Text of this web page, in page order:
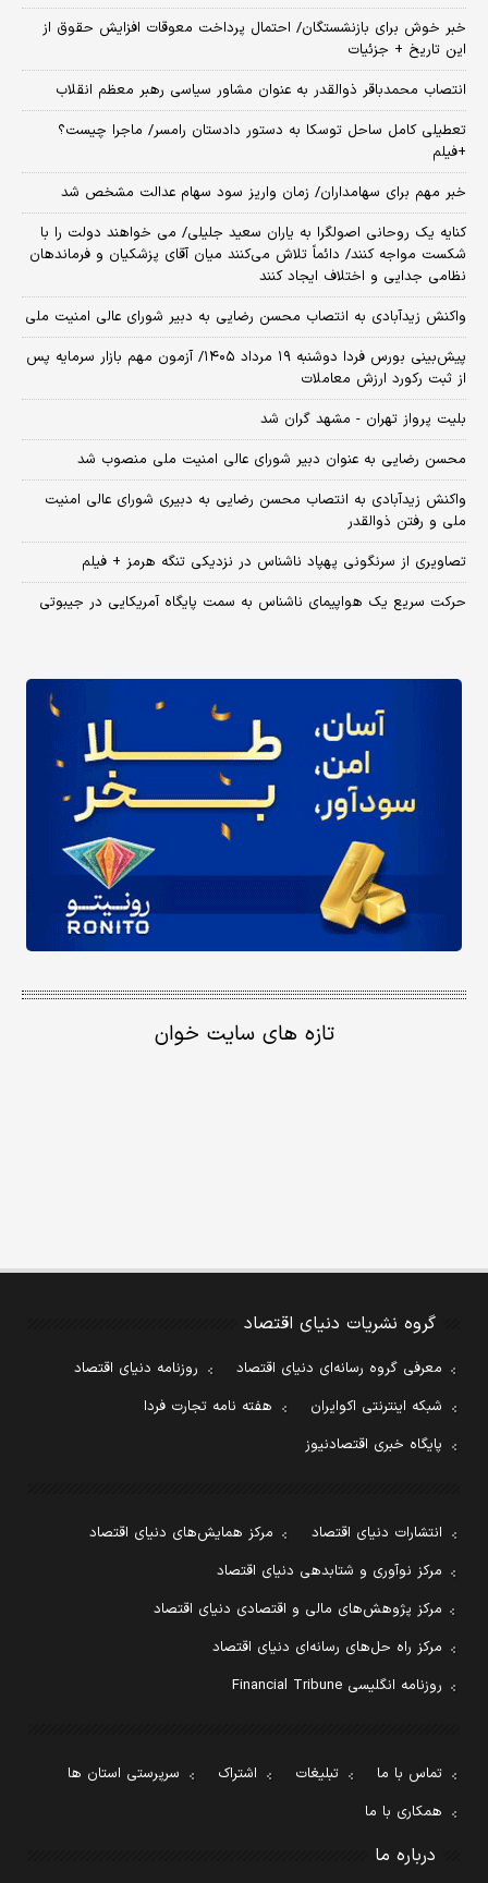
خبر خوش برای بازنشستگان/ احتمال پرداخت معوقات افزایش حقوق از
این تاریخ + جزئیات
انتصاب محمدباقر ذوالقدر به عنوان مشاور سیاسی رهبر معظم انقلاب
تعطیلی کامل ساحل توسکا به دستور دادستان رامسر/ ماجرا چیست؟
+فیلم
خبر مهم برای سهامداران/ زمان واریز سود سهام عدالت مشخص شد
کنایه یک روحانی اصولگرا به یاران سعید جلیلی/ می خواهند دولت را با
شکست مواجه کنند/ دائماً تلاش می‌کنند میان آقای پزشکیان و فرماندهان
نظامی جدایی و اختلاف ایجاد کنند
واکنش زیدآبادی به انتصاب محسن رضایی به دبیر شورای عالی امنیت ملی
​پیش‌بینی بورس فردا دوشنبه ۱۹ مرداد ۱۴۰۵/ آزمون مهم بازار سرمایه پس
از ثبت رکورد ارزش معاملات
بلیت پرواز تهران - مشهد گران شد
محسن رضایی به عنوان دبیر شورای عالی امنیت ملی منصوب شد
واکنش زیدآبادی به انتصاب محسن رضایی به دبیری شورای عالی امنیت
ملی و رفتن ذوالقدر
تصاویری از سرنگونی پهپاد ناشناس در نزدیکی تنگه هرمز + فیلم
حرکت سریع یک هواپیمای ناشناس به سمت پایگاه آمریکایی در جیبوتی
تازه های سایت خوان
گروه نشریات دنیای اقتصاد
معرفی گروه رسانه‌ای دنیای اقتصاد
روزنامه دنیای اقتصاد
شبکه اینترنتی اکوایران
هفته نامه تجارت فردا
پایگاه خبری اقتصادنیوز
انتشارات دنیای اقتصاد
مرکز همایش‌های دنیای اقتصاد
مرکز نوآوری و شتابدهی دنیای اقتصاد
مرکز پژوهش‌های مالی و اقتصادی دنیای اقتصاد
مرکز راه حل‌های رسانه‌ای دنیای اقتصاد
روزنامه انگلیسی Financial Tribune
تماس با ما تبلیغات اشتراک
سرپرستی استان ها
همکاری با ما
درباره ما